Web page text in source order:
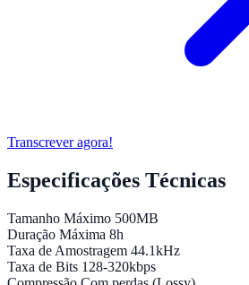
Transcrever agora!
Especificações Técnicas
Tamanho Máximo 500MB
Duração Máxima 8h
Taxa de Amostragem 44.1kHz
Taxa de Bits 128-320kbps